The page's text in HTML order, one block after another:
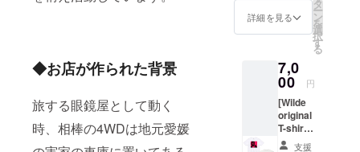
◆お店が作られた背景
旅する眼鏡屋として動く
時、相棒の4WDは地元愛媛
7.6cm)
100%ナ
トン
ルトー
トバッ
バッグ
として
もご使
用下さ
い。 皆
様のあ
たたか
す。 時
間をか
たこち
らのブ
ド、是
非ご賞
味くだ
さい。
が存在
購入者
様本人
有効。 *
お礼の
メッ
セージ
をご用
意致し
ビーチ
に流れ
着いた
ガラス
のかけ
ら、
シーグ
詳細を見る
タ
ー
ン
を
選
択
す
る
7,0
00 円
[Wilde
original
T-shirt]
スペイ
支援